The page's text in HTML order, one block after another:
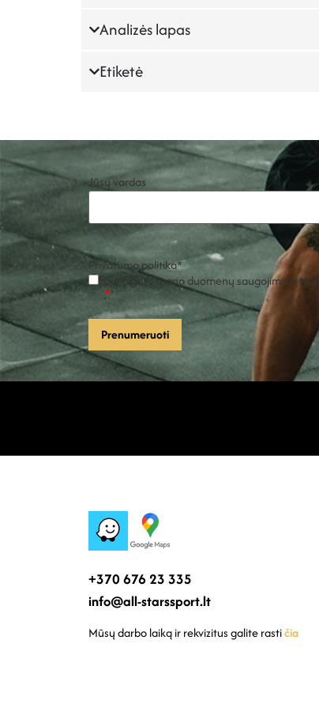
Analizės lapas
Etiketė
Jūsų vardas
Privatumo politika*
Sutinku su mano duomenų saugojimu ir
*
+370 676 23 335
info@all-starssport.lt
Mūsų darbo laiką ir rekvizitus galite rastičia